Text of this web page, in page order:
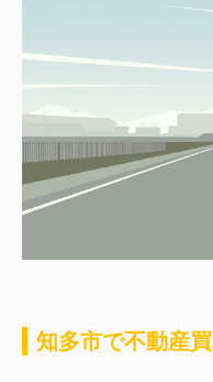
知多市で不動産